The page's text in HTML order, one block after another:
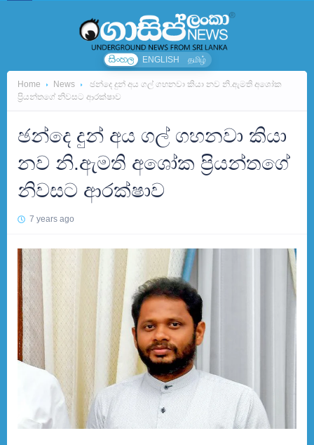
සිංහල ENGLISH தமிழ்
Home News
ඡන්දෙ දුන් අය ගල් ගහනවා කියා නව නි.ඇමති අශෝක
ප්‍රියන්තගේ නිවසට ආරක්ෂාව
ඡන්දෙ දුන් අය ගල් ගහනවා කියා
නව නි.ඇමති අශෝක ප්‍රියන්තගේ
නිවසට ආරක්ෂාව
7 years ago